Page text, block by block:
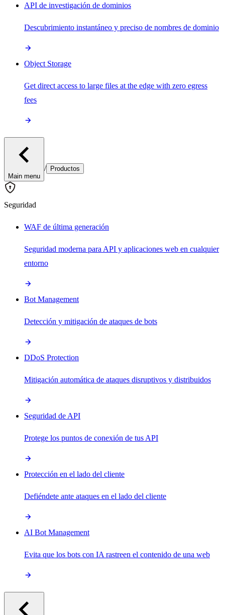
API de investigación de dominios
Descubrimiento instantáneo y preciso de nombres de dominio
Object Storage
Get direct access to large files at the edge with zero egress
fees
Main menu
/ Productos
Seguridad
WAF de última generación
Seguridad moderna para API y aplicaciones web en cualquier
entorno
Bot Management
Detección y mitigación de ataques de bots
DDoS Protection
Mitigación automática de ataques disruptivos y distribuidos
Seguridad de API
Protege los puntos de conexión de tus API
Protección en el lado del cliente
Defiéndete ante ataques en el lado del cliente
AI Bot Management
Evita que los bots con IA rastreen el contenido de una web